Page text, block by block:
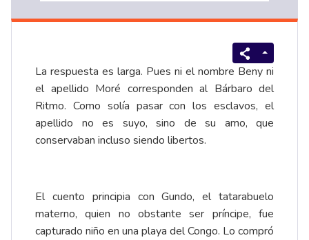
La respuesta es larga. Pues ni el nombre Beny ni
el apellido Moré corresponden al Bárbaro del
Ritmo. Como solía pasar con los esclavos, el
apellido no es suyo, sino de su amo, que
conservaban incluso siendo libertos.
El cuento principia con Gundo, el tatarabuelo
materno, quien no obstante ser príncipe, fue
capturado niño en una playa del Congo. Lo compró